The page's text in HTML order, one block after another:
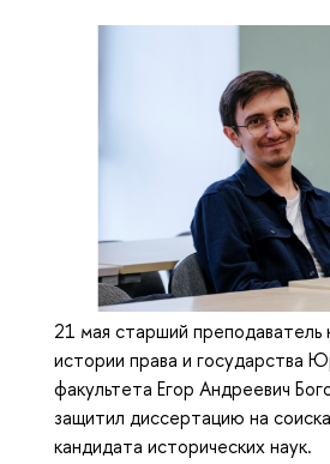
21 мая старший
истории права и государства
факультета Егор Андреевич
защитил диссертацию на
кандидата исторических наук.